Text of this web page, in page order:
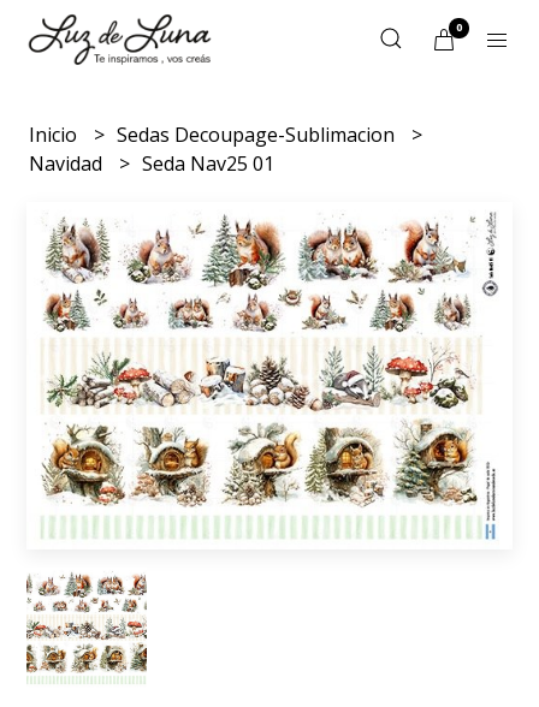
0
Inicio
Sedas Decoupage-Sublimacion
Navidad
Seda Nav25 01